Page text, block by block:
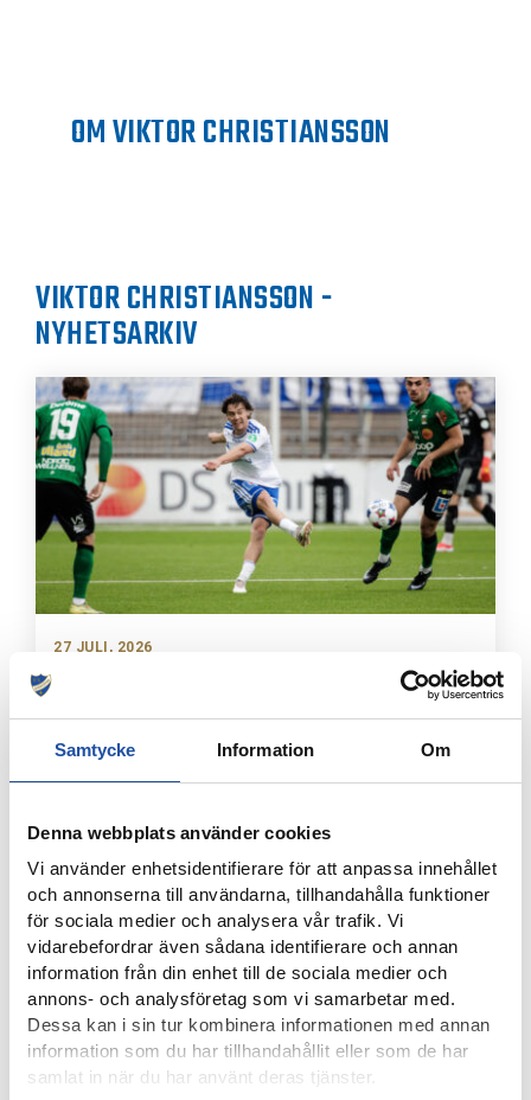
Samtycke Information Om
Denna webbplats använder cookies
Vi använder enhetsidentifierare för att anpassa innehållet
och annonserna till användarna, tillhandahålla funktioner
för sociala medier och analysera vår trafik. Vi
vidarebefordrar även sådana identifierare och annan
information från din enhet till de sociala medier och
annons- och analysföretag som vi samarbetar med.
Dessa kan i sin tur kombinera informationen med annan
information som du har tillhandahållit eller som de har
samlat in när du har använt deras tjänster.
OM VIKTOR CHRISTIANSSON
VIKTOR CHRISTIANSSON -
NYHETSARKIV
27 JULI, 2026
VIKTORS LYCKLIGA DERBYMINNE PÅ IP – “JAG VILL BARA
20 JUNI, 2026
“UTVECKLING ÄR ETT AV VÅRA LEDORD, DET VISAR SIG